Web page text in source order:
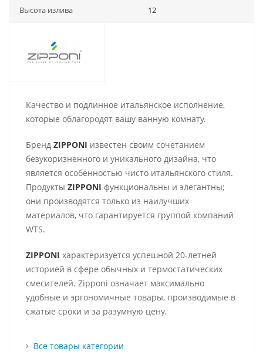
Высота излива 12
Качество и подлинное итальянское исполнение,
которые облагородят вашу ванную комнату.
Бренд ZIPPONI известен своим сочетанием
безукоризненного и уникального дизайна, что
является особенностью чисто итальянского стиля.
Продукты ZIPPONI функциональны и элегантны;
они производятся только из наилучших
материалов, что гарантируется группой компаний
WTS.
ZIPPONI характеризуется успешной 20-летней
историей в сфере обычных и термостатических
смесителей. Zipponi означает максимально
удобные и эргономичные товары, производимые в
сжатые сроки и за разумную цену.
Все товары категории